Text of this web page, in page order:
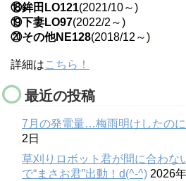
⑱鉾田LO121(2021/10～)
⑲下妻LO97(2022/2～)
⑳その他NE128(2018/12～)
詳細はこちら！
最近の投稿
7月の発電量…梅雨明けしたの
2日
草刈りロボット君が間に合わな
で“まさお君”出動！d(^-^) 2026